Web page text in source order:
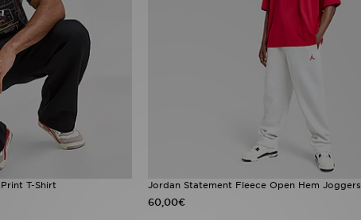
T-Shirt Jordan Statement Fleece Open Hem Joggers
60,00€